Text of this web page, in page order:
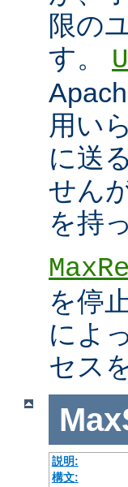
限の
す。
用い
に送
せん
を持
を停
によ
セス
説明:
構文: